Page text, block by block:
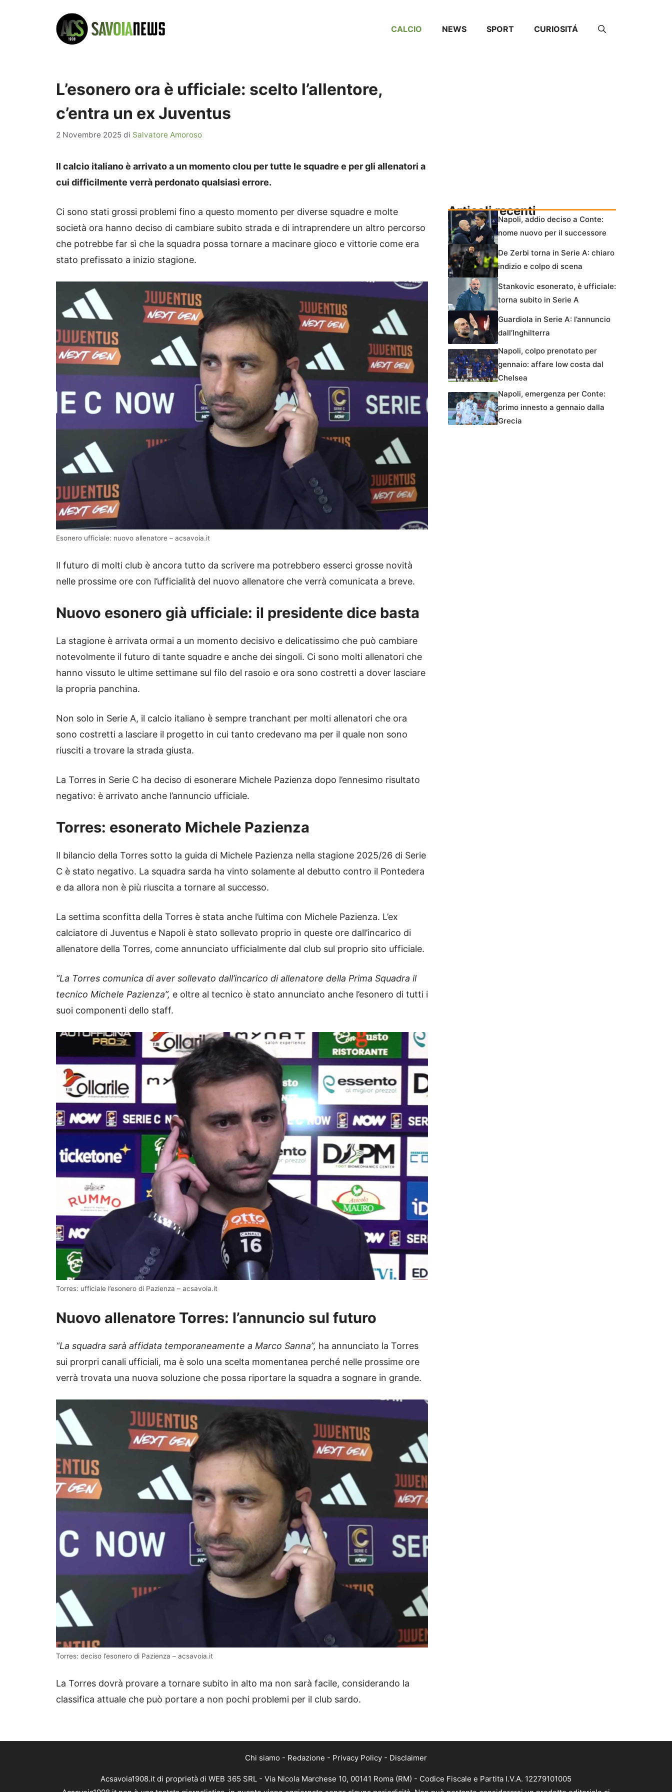
CALCIO NEWS SPORT CURIOSITÁ
L’esonero ora è ufficiale: scelto l’allentore,
c’entra un ex Juventus
2 Novembre 2025 di Salvatore Amoroso
Il calcio italiano è arrivato a un momento clou per tutte le squadre e per gli allenatori a
cui difficilmente verrà perdonato qualsiasi errore.
Ci sono stati grossi problemi fino a questo momento per diverse squadre e molte
società ora hanno deciso di cambiare subito strada e di intraprendere un altro percorso
che potrebbe far sì che la squadra possa tornare a macinare gioco e vittorie come era
stato prefissato a inizio stagione.
Esonero ufficiale: nuovo allenatore – acsavoia.it
Il futuro di molti club è ancora tutto da scrivere ma potrebbero esserci grosse novità
nelle prossime ore con l’ufficialità del nuovo allenatore che verrà comunicata a breve.
Nuovo esonero già ufficiale: il presidente dice basta
La stagione è arrivata ormai a un momento decisivo e delicatissimo che può cambiare
notevolmente il futuro di tante squadre e anche dei singoli. Ci sono molti allenatori che
hanno vissuto le ultime settimane sul filo del rasoio e ora sono costretti a dover lasciare
la propria panchina.
Non solo in Serie A, il calcio italiano è sempre tranchant per molti allenatori che ora
sono costretti a lasciare il progetto in cui tanto credevano ma per il quale non sono
riusciti a trovare la strada giusta.
La Torres in Serie C ha deciso di esonerare Michele Pazienza dopo l’ennesimo risultato
negativo: è arrivato anche l’annuncio ufficiale.
Torres: esonerato Michele Pazienza
Il bilancio della Torres sotto la guida di Michele Pazienza nella stagione 2025/26 di Serie
C è stato negativo. La squadra sarda ha vinto solamente al debutto contro il Pontedera
e da allora non è più riuscita a tornare al successo.
La settima sconfitta della Torres è stata anche l’ultima con Michele Pazienza. L’ex
calciatore di Juventus e Napoli è stato sollevato proprio in queste ore dall’incarico di
allenatore della Torres, come annunciato ufficialmente dal club sul proprio sito ufficiale.
“La Torres comunica di aver sollevato dall’incarico di allenatore della Prima Squadra il
tecnico Michele Pazienza”, e oltre al tecnico è stato annunciato anche l’esonero di tutti i
suoi componenti dello staff.
Torres: ufficiale l’esonero di Pazienza – acsavoia.it
Nuovo allenatore Torres: l’annuncio sul futuro
“La squadra sarà affidata temporaneamente a Marco Sanna”, ha annunciato la Torres
sui prorpri canali ufficiali, ma è solo una scelta momentanea perché nelle prossime ore
verrà trovata una nuova soluzione che possa riportare la squadra a sognare in grande.
Torres: deciso l’esonero di Pazienza – acsavoia.it
La Torres dovrà provare a tornare subito in alto ma non sarà facile, considerando la
classifica attuale che può portare a non pochi problemi per il club sardo.
Articoli recenti
Napoli, addio deciso a Conte:
nome nuovo per il successore
De Zerbi torna in Serie A: chiaro
indizio e colpo di scena
Stankovic esonerato, è ufficiale:
torna subito in Serie A
Guardiola in Serie A: l’annuncio
dall’Inghilterra
Napoli, colpo prenotato per
gennaio: affare low costa dal
Chelsea
Napoli, emergenza per Conte:
primo innesto a gennaio dalla
Grecia
Chi siamo - Redazione - Privacy Policy - Disclaimer
Acsavoia1908.it di proprietà di WEB 365 SRL - Via Nicola Marchese 10, 00141 Roma (RM) - Codice Fiscale e Partita I.V.A. 12279101005